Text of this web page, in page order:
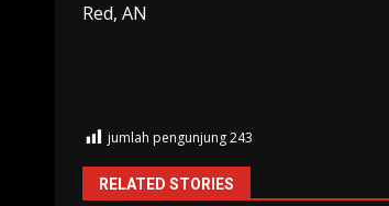
Red, AN
jumlah pengunjung243
RELATED STORIES
Brebes Humas Polri